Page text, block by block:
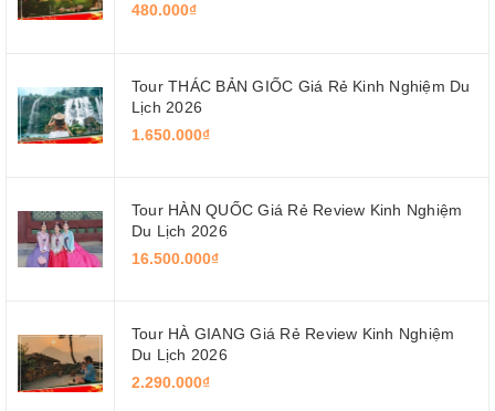
480.000₫
Tour THÁC BẢN GIỐC Giá Rẻ Kinh Nghiệm Du
Lịch 2026
1.650.000₫
Tour HÀN QUỐC Giá Rẻ Review Kinh Nghiệm
Du Lịch 2026
16.500.000₫
Tour HÀ GIANG Giá Rẻ Review Kinh Nghiệm
Du Lịch 2026
2.290.000₫